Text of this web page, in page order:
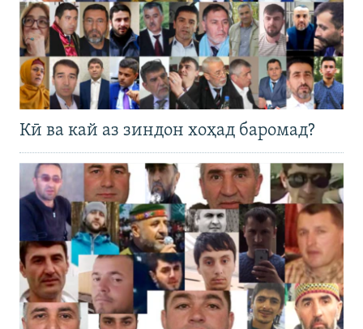
Кӣ ва кай аз зиндон хоҳад баромад?